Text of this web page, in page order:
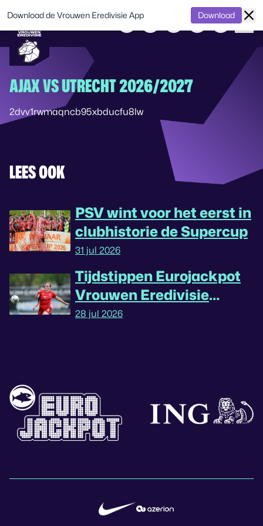
AJAX VS UTRECHT 2026/2027
2dvv1rwmaqncb95xbducfu8lw
LEES OOK
PSV wint voor het eerst in
clubhistorie de Supercup
31 jul 2026
Tijdstippen Eurojackpot
Vrouwen Eredivisie
omgedraaid
28 jul 2026
Download de Vrouwen Eredivisie App Download